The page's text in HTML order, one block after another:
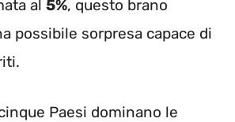
al 5%, questo brano
possibile sorpresa capace di
Paesi dominano le